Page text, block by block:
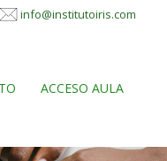
info@institutoiris.com
ACCESO AULA